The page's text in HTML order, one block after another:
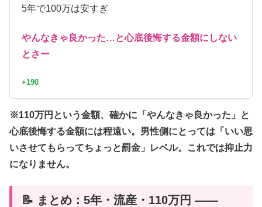
5年で100万は安すぎ
やんなきゃ良かった…と心底後悔する金額にしない
とさー
+190
※110万円という金額、確かに「やんなきゃ良かった」と
心底後悔する金額には程遠い。男性側にとっては「いい思
いさせてもらってちょっと罰金」レベル。これでは抑止力
になりません。
📝 まとめ：5年・流産・110万円 ――